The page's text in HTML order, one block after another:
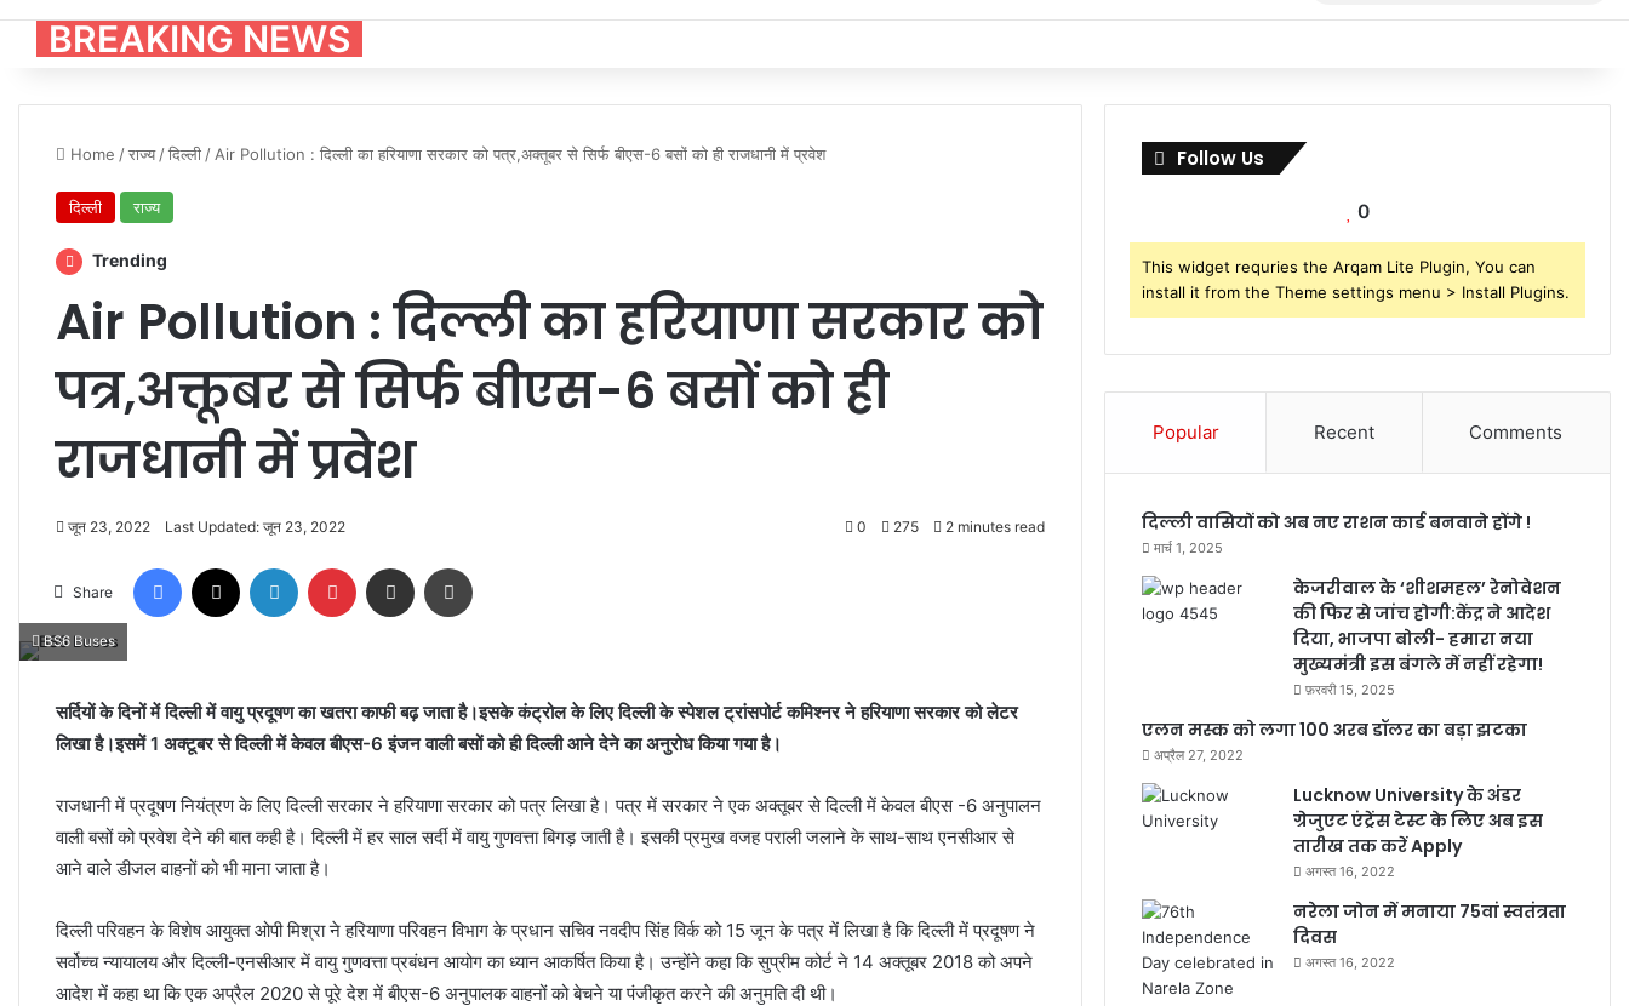
for
BREAKING NEWS
Home /राज्य /दिल्ली / Air Pollution : दिल्ली का हरियाणा सरकार को पत्र,अक्तूबर से सिर्फ बीएस-6 बसों को ही राजधानी में प्रवेश
दिल्ली राज्य
Trending
Air Pollution : दिल्ली का हरियाणा सरकार को
पत्र,अक्तूबर से सिर्फ बीएस-6 बसों को ही
राजधानी में प्रवेश
जून 23, 2022 Last Updated: जून 23, 2022 0 275 2 minutes read
Share
Facebook LinkedIn Pinterest Share via Email
BS6 Buses
सर्दियों के दिनों में दिल्ली में वायु प्रदूषण का खतरा काफी बढ़ जाता है।इसके कंट्रोल के लिए दिल्ली के स्पेशल ट्रांसपोर्ट कमिश्नर ने हरियाणा सरकार को लेटर
लिखा है।इसमें 1 अक्टूबर से दिल्ली में केवल बीएस-6 इंजन वाली बसों को ही दिल्ली आने देने का अनुरोध किया गया है।
राजधानी में प्रदूषण नियंत्रण के लिए दिल्ली सरकार ने हरियाणा सरकार को पत्र लिखा है। पत्र में सरकार ने एक अक्तूबर से दिल्ली में केवल बीएस -6 अनुपालन
वाली बसों को प्रवेश देने की बात कही है। दिल्ली में हर साल सर्दी में वायु गुणवत्ता बिगड़ जाती है। इसकी प्रमुख वजह पराली जलाने के साथ-साथ एनसीआर से
आने वाले डीजल वाहनों को भी माना जाता है।
दिल्ली परिवहन के विशेष आयुक्त ओपी मिश्रा ने हरियाणा परिवहन विभाग के प्रधान सचिव नवदीप सिंह विर्क को 15 जून के पत्र में लिखा है कि दिल्ली में प्रदूषण ने
सर्वोच्च न्यायालय और दिल्ली-एनसीआर में वायु गुणवत्ता प्रबंधन आयोग का ध्यान आकर्षित किया है। उन्होंने कहा कि सुप्रीम कोर्ट ने 14 अक्तूबर 2018 को अपने
आदेश में कहा था कि एक अप्रैल 2020 से पूरे देश में बीएस-6 अनुपालक वाहनों को बेचने या पंजीकृत करने की अनुमति दी थी।
Follow Us
0
This widget requries the Arqam Lite Plugin, You can
install it from the Theme settings menu > Install Plugins.
Popular Recent Comments
दिल्ली वासियों को अब नए राशन कार्ड बनवाने होंगे !
मार्च 1, 2025
केजरीवाल के ‘शीशमहल’ रेनोवेशन
की फिर से जांच होगी:केंद्र ने आदेश
दिया, भाजपा बोली- हमारा नया
मुख्यमंत्री इस बंगले में नहीं रहेगा!
फ़रवरी 15, 2025
एलन मस्क को लगा 100 अरब डॉलर का बड़ा झटका
अप्रैल 27, 2022
Lucknow University के अंडर
ग्रेजुएट एंट्रेंस टेस्ट के लिए अब इस
तारीख तक करें Apply
अगस्त 16, 2022
नरेला जोन में मनाया 75वां स्वतंत्रता
दिवस
अगस्त 16, 2022